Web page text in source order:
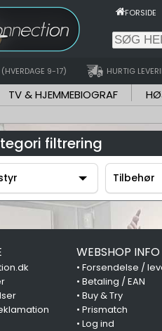
FORSIDE
9-17) HURTIG
TV & HJEMMEBIOGRAF
filtrering
Tilbehør
Tilbehør
WEBSHOP INFO
• Forsendelse /
• Betaling / EAN
• Buy & Try
• Prismatch
• Log ind